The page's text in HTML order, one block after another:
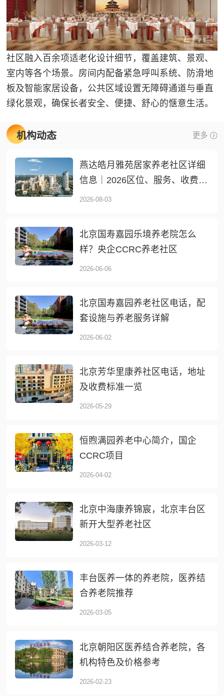
社区融入百余项适老化设计细节，覆盖建筑、景观、
室内等各个场景。房间内配备紧急呼叫系统、防滑地
板及智能家居设备，公共区域设置无障碍通道与垂直
绿化景观，确保长者安全、便捷、舒心的惬意生活。
机构动态 更多
燕达皓月雅苑居家养老社区详细
信息｜2026区位、服务、收费全
介绍
2026-08-03
北京国寿嘉园乐境养老院怎么
样？央企CCRC养老社区
2026-06-06
北京国寿嘉园养老社区电话，配
套设施与养老服务详解
2026-06-02
北京芳华里康养社区电话，地址
及收费标准一览
2026-05-29
恒煦满园养老中心简介，国企
CCRC项目
2026-04-02
北京中海康养锦宸，北京丰台区
新开大型养老社区
2026-03-12
丰台医养一体的养老院，医养结
合养老院推荐
2026-03-05
北京朝阳区医养结合养老院，各
机构特色及价格参考
2026-02-23